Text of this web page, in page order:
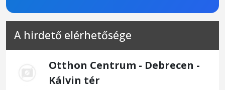
A hirdető elérhetősége
Otthon Centrum - Debrecen -
Kálvin tér